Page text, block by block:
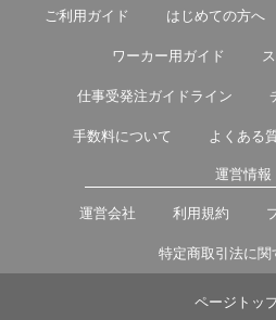
ご利用ガイド はじめての方へ
ワーカー用ガイド
仕事受発注ガイドライン
手数料について よくある
運営情報
運営会社 利用規約
特定商取引法に関
ページトッ